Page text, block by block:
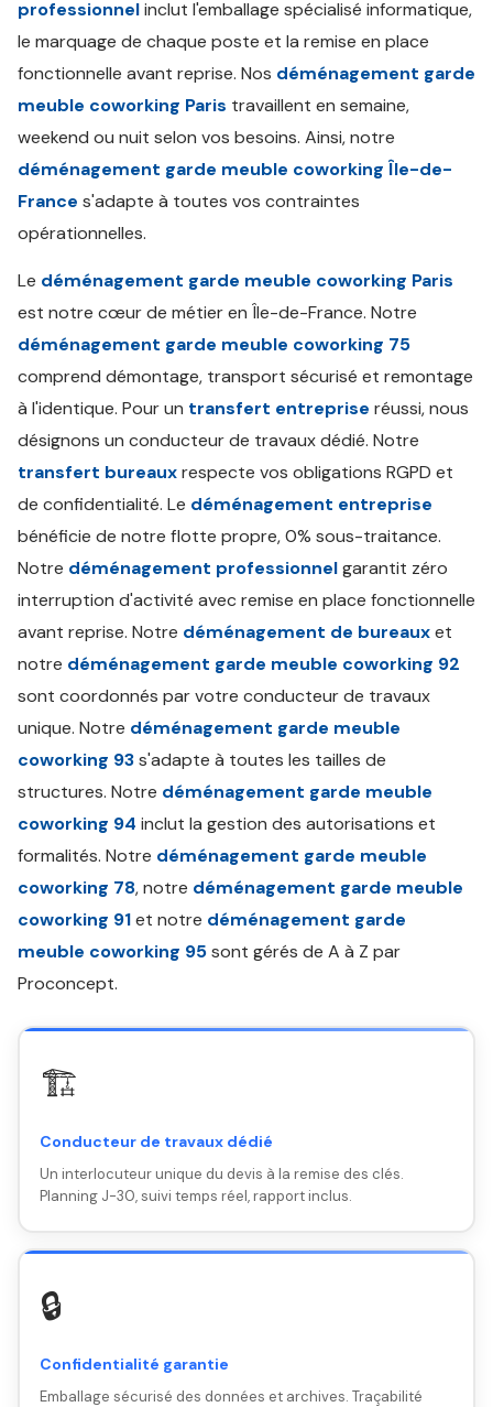
professionnelinclut l'emballage spécialisé informatique,
le marquage de chaque poste et la remise en place
fonctionnelle avant reprise. Nos déménagement garde
meuble coworking Paris travaillent en semaine,
weekend ou nuit selon vos besoins. Ainsi, notre
déménagement garde meuble coworking Île-de-
France s'adapte à toutes vos contraintes
opérationnelles.
Le déménagement garde meuble coworking Paris
est notre cœur de métier en Île-de-France. Notre
déménagement garde meuble coworking 75
comprend démontage, transport sécurisé et remontage
à l'identique. Pour un transfert entreprise réussi, nous
désignons un conducteur de travaux dédié. Notre
transfert bureauxrespecte vos obligations RGPD et
de confidentialité. Le déménagement entreprise
bénéficie de notre flotte propre, 0% sous-traitance.
Notre déménagement professionnelgarantit zéro
interruption d'activité avec remise en place fonctionnelle
avant reprise. Notre déménagement de bureauxet
notre déménagement garde meuble coworking 92
sont coordonnés par votre conducteur de travaux
unique. Notre déménagement garde meuble
coworking 93s'adapte à toutes les tailles de
structures. Notre déménagement garde meuble
coworking 94 inclut la gestion des autorisations et
formalités. Notre déménagement garde meuble
coworking 78, notre déménagement garde meuble
coworking 91et notre déménagement garde
meuble coworking 95sont gérés de A à Z par
Proconcept.
🏗️
Conducteur de travaux dédié
Un interlocuteur unique du devis à la remise des clés.
Planning J-30, suivi temps réel, rapport inclus.
🔒
Confidentialité garantie
Emballage sécurisé des données et archives. Traçabilité